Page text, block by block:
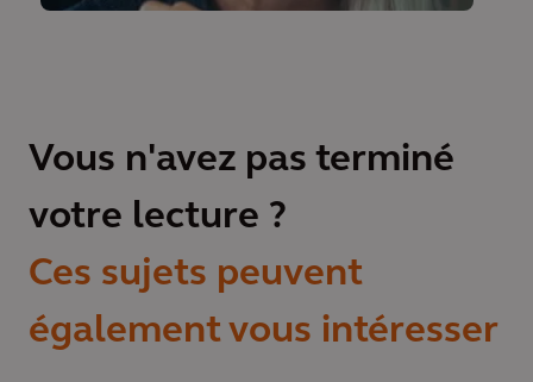
Vous n'avez pas terminé
votre lecture ?
Ces sujets peuvent
également vous intéresser